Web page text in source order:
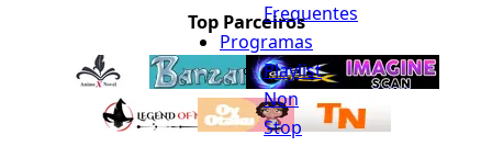
Frequentes
Programas
Playlist
Non
Stop
Top Parceiros